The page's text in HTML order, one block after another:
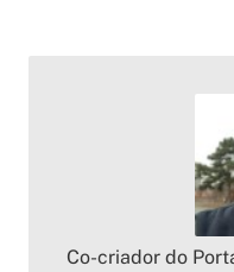
Co-criador do